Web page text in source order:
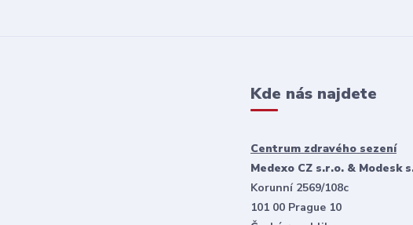
Kde nás najdete
Centrum zdravého sezení
Medexo CZ s.r.o. & Modesk
Korunní 2569/108c
101 00 Prague 10